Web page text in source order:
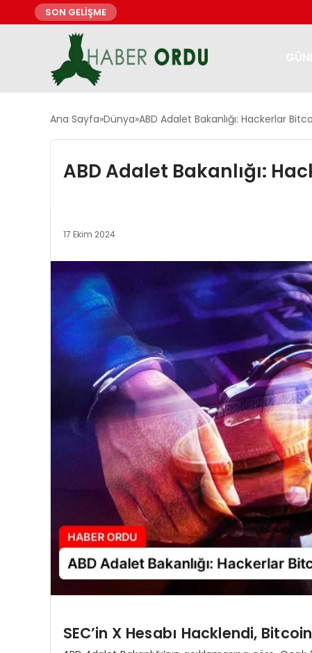
SON GELİŞME
Ana Sayfa Dünya ABD Adalet Bakanlığı: Hackerlar
ABD Adalet Bakanlığı:
17 Ekim 2024
SEC’in X Hesabı Hacklendi,